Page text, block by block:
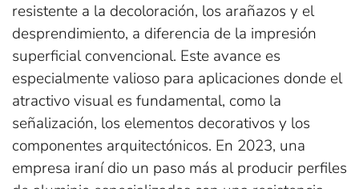
resistente a la decoloración, los arañazos y el
desprendimiento, a diferencia de la impresión
superficial convencional. Este avance es
especialmente valioso para aplicaciones donde el
atractivo visual es fundamental, como la
señalización, los elementos decorativos y los
componentes arquitectónicos. En 2023, una
empresa iraní dio un paso más al producir perfiles